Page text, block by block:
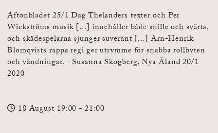
Aftonbladet 25/1 Dag Thelanders texter och Per
Wickströms musik [...] innehåller både snille och svärta,
och skådespelarna sjunger suveränt [...] Arn-Henrik
Blomqvists rappa regi ger utrymme för snabba rollbyten
och vändningar. - Susanna Skogberg, Nya Åland 20/1
2020
18 August 19:00 - 21:00